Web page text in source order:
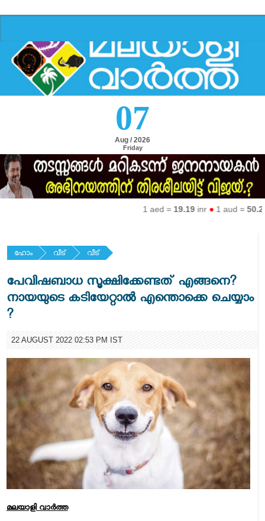
07
Aug / 2026
Friday
1 aed =19.19inr● 1 aud =50.27
ഹോം വീട് വീട്
പേവിഷബാധ സൂക്ഷിക്കേണ്ടത് എങ്ങനെ?
നായയുടെ കടിയേറ്റാൽ എന്തൊക്കെ ചെയ്യാം
?
22 AUGUST 2022 02:53 PM IST
മലയാളി വാര്‍ത്ത